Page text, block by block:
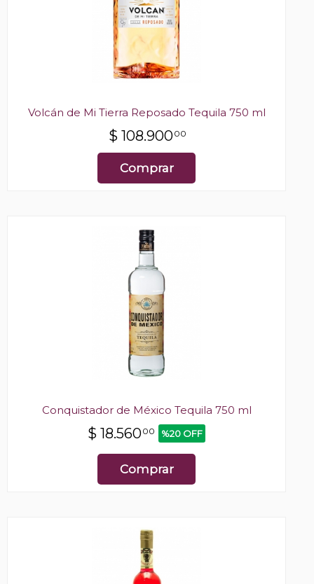
Volcán de Mi Tierra Reposado Tequila 750 ml
$ 108.90000
Comprar
Conquistador de México Tequila 750 ml
$ 18.56000 %20 OFF
Comprar